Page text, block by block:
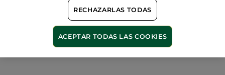
Satisfecho o te devolvemos el dinero
Las promociones o ventajas Yves Rocher son
calculadas en comparación con los Precios tarifa
recomendados (P.T.R.)
VER P.T.R 2026
RECHAZARLAS TODAS
ACEPTAR TODAS LAS COOKIES